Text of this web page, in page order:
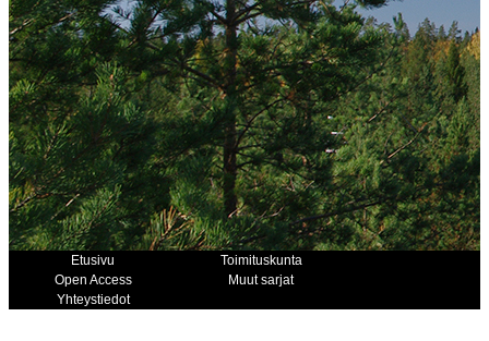
Etusivu
Toimituskunta
Open Access
Muut sarjat
Yhteystiedot